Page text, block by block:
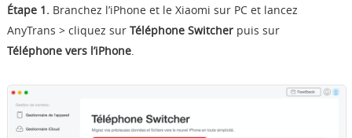
Étape 1.Branchez l’iPhone et le Xiaomi sur PC et lancez
AnyTrans > cliquez sur Téléphone Switcherpuis sur
Téléphone vers l’iPhone.